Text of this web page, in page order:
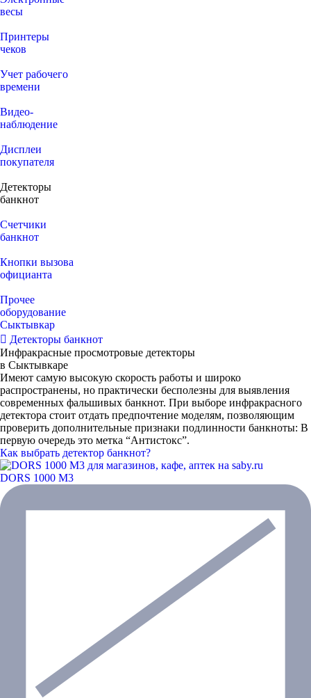
весы
Принтеры
чеков
Учет рабочего
времени
Видео‑
наблюдение
Дисплеи
покупателя
Детекторы
банкнот
Счетчики
банкнот
Кнопки вызова
официанта
Прочее
оборудование
Сыктывкар
Детекторы банкнот
Инфракрасные просмотровые детекторы
в Сыктывкаре
Имеют самую высокую скорость работы и широко
распространены, но практически бесполезны для выявления
современных фальшивых банкнот. При выборе инфракрасного
детектора стоит отдать предпочтение моделям, позволяющим
проверить дополнительные признаки подлинности банкноты: В
первую очередь это метка “Антистокс”.
Как выбрать детектор банкнот?
DORS 1000 М3